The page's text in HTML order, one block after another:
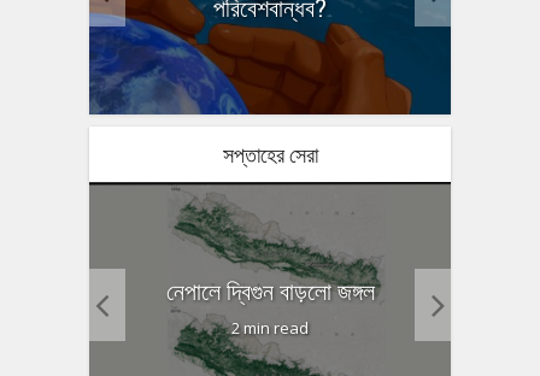
পরিবেশবান্ধব?
সপ্তাহের সেরা
নেপালে দ্বিগুন বাড়লো জঙ্গল
2 min read